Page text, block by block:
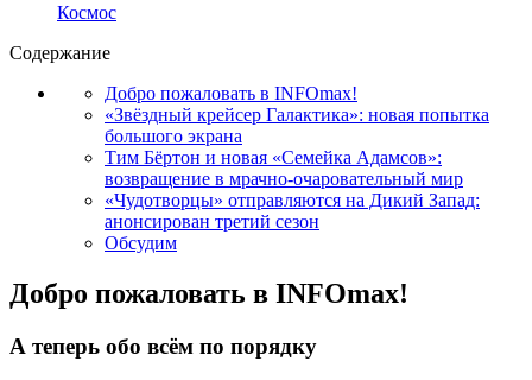
Космос
Содержание
Добро пожаловать в INFOmax!
«Звёздный крейсер Галактика»: новая попытка
большого экрана
Тим Бёртон и новая «Семейка Адамсов»:
возвращение в мрачно-очаровательный мир
«Чудотворцы» отправляются на Дикий Запад:
анонсирован третий сезон
Обсудим
Добро пожаловать в INFOmax!
А теперь обо всём по порядку